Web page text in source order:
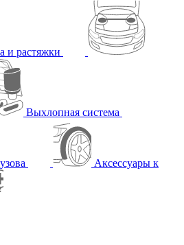
и растяжки
Выхлопная система
Аксессуары к